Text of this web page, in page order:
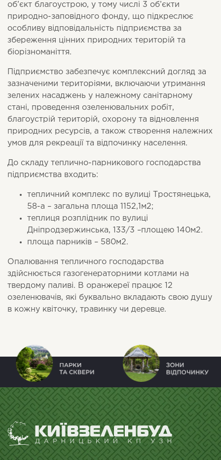
об’єкт благоустрою, у тому числі 3 об’єкти
природно-заповідного фонду, що підкреслює
особливу відповідальність підприємства за
збереження цінних природних територій та
біорізноманіття.
Підприємство забезпечує комплексний догляд за
зазначеними територіями, включаючи утримання
зелених насаджень у належному санітарному
стані, проведення озеленювальних робіт,
благоустрій територій, охорону та відновлення
природних ресурсів, а також створення належних
умов для рекреації та відпочинку населення.
До складу теплично-парникового господарства
підприємства входить:
тепличний комплекс по вулиці Тростянецька,
58-а – загальна площа 1152,1м2;
теплиця розплідник по вулиці
Дніпродзержинська, 133/3 –площею 140м2.
площа парників – 580м2.
Опалювання тепличного господарства
здійснюється газогенераторними котлами на
твердому паливі. В оранжереї працює 12
озеленювачів, які буквально вкладають свою душу
в кожну квіточку, травинку чи деревце.